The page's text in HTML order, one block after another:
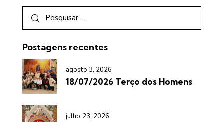
Postagens recentes
agosto 3, 2026
18/07/2026 Terço dos Homens
julho 23, 2026